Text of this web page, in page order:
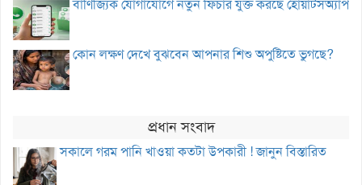
বাণিজ্যিক যোগাযোগে নতুন ফিচার যুক্ত করছে হোয়াটসঅ্যাপ
কোন লক্ষণ দেখে বুঝবেন আপনার শিশু অপুষ্টিতে ভুগছে?
প্রধান সংবাদ
সকালে গরম পানি খাওয়া কতটা উপকারী ! জানুন বিস্তারিত